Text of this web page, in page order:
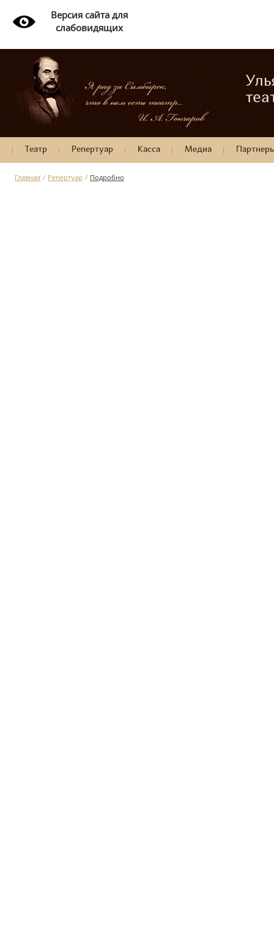
Версия сайта для
слабовидящих
Театр Репертуар Касса Медиа
Главная / Репертуар / Подробно